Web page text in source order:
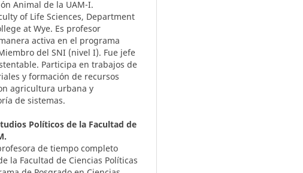
Animal de la UAM-I.
of Life Sciences, Department
at Wye. Es profesor
activa en el programa
del SNI (nivel I). Fue jefe
Participa en trabajos de
y formación de recursos
agricultura urbana y
de sistemas.
Políticos de la Facultad de
de tiempo completo
la Facultad de Ciencias Políticas